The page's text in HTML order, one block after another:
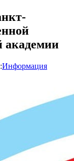
академии
Информация